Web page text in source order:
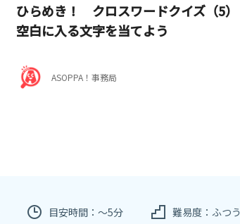
ひらめき！ クロスワードクイズ（5）
空白に入る文字を当てよう
ASOPPA！事務局
目安時間：～5分 難易度：ふつう